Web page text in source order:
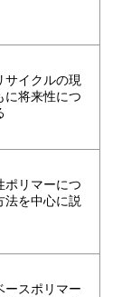
サイクルの現
に将来性につ
ポリマーにつ
法を中心に説
ースポリマー